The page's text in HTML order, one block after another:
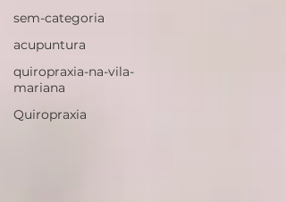
sem-categoria
acupuntura
quiropraxia-na-vila-
mariana
Quiropraxia